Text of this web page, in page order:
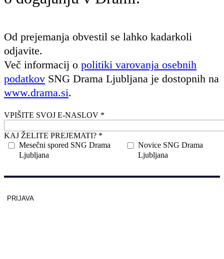
Od prejemanja obvestil se lahko kadarkoli
odjavite.
Več informacij o politiki varovanja osebnih
podatkov SNG Drama Ljubljana je dostopnih na
www.drama.si.
VPIŠITE SVOJ E-NASLOV *
KAJ ŽELITE PREJEMATI? *
Mesečni spored SNG Drama
Ljubljana
Novice SNG Drama
Ljubljana
PRIJAVA